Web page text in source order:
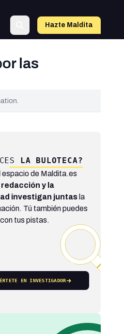
Hazte Maldita
las
LA BULOTECA?
espacio de Maldita.es
redacción y la
investigan juntasla
Tú también puedes
tus pistas.
EN INVESTIGADOR